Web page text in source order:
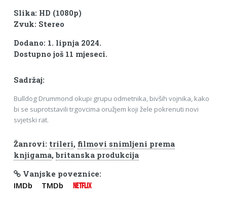
Slika: HD (1080p)
Zvuk: Stereo
Dodano: 1. lipnja 2024.
Dostupno još 11 mjeseci.
Sadržaj:
Bulldog Drummond okupi grupu odmetnika, bivših vojnika, kako
bi se suprotstavili trgovcima oružjem koji žele pokrenuti novi
svjetski rat.
Žanrovi: trileri, filmovi snimljeni prema
knjigama, britanska produkcija
Vanjske poveznice:
IMDb TMDb NETFLIX